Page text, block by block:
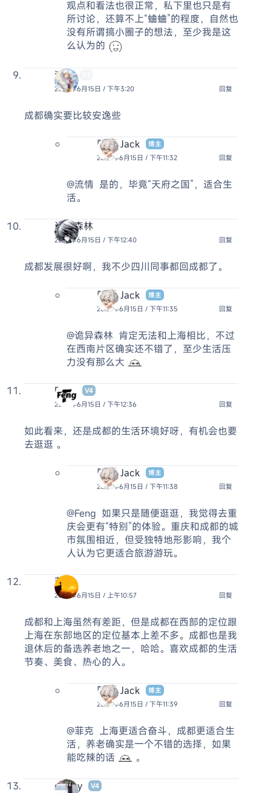
观点和看法也很正常，私下里也只是有
所讨论，还算不上“蛐蛐”的程度，自然也
没有所谓搞小圈子的想法，至少我是这
么认为的
流情
2026年6月15日 / 下午3:20
回复
成都确实要比较安逸些
阿杰 Jack
博主
2026年6月15日 / 下午11:32
回复
@流情 是的，毕竟“天府之国”，适合生
活。
诡异森林
2026年6月15日 / 下午12:40 回复
成都发展很好啊，我不少四川同事都回成都了。
阿杰 Jack
博主
2026年6月15日 / 下午11:35
回复
@诡异森林 肯定无法和上海相比，不过
在西南片区确实还不错了，至少生活压
力没有那么大
Feng
V4
2026年6月15日 / 下午12:36
回复
如此看来，还是成都的生活环境好呀，有机会也要
去逛逛 。
阿杰 Jack
博主
2026年6月15日 / 下午11:38
回复
@Feng 如果只是随便逛逛，我觉得去重
庆会更有“特别”的体验。重庆和成都的城
市氛围相近，但受独特地形影响，我个
人认为它更适合旅游游玩。
菲克
2026年6月15日 / 上午10:57 回复
成都和上海虽然有差距，但是成都在西部的定位跟
上海在东部地区的定位基本上差不多。成都也是我
退休后的备选养老地之一，哈哈。喜欢成都的生活
节奏、美食、热心的人。
阿杰 Jack
博主
2026年6月15日 / 下午11:39
回复
@菲克 上海更适合奋斗，成都更适合生
活，养老确实是一个不错的选择，如果
能吃辣的话
。
obaby
V4